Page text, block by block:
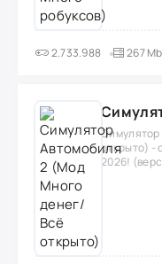
2.733.988 267 Mb
открыто) -
2026!